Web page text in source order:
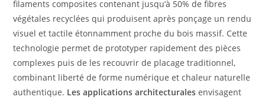
filaments composites contenant jusqu’à 50% de fibres
végétales recyclées qui produisent après ponçage un rendu
visuel et tactile étonnamment proche du bois massif. Cette
technologie permet de prototyper rapidement des pièces
complexes puis de les recouvrir de placage traditionnel,
combinant liberté de forme numérique et chaleur naturelle
authentique. Les applications architecturales envisagent